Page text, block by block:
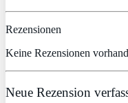
Rezensionen
Keine Rezensionen
Neue Rezension